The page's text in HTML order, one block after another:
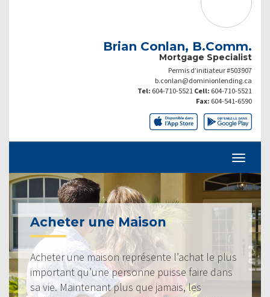
Brian Conlan, B.Comm.
Mortgage Specialist
Permis d’initiateur #503907
b.conlan@dominionlending.ca
Tel: 604-710-5521 Cell: 604-710-5521
Fax: 604-541-6590
Acheter une Maison
Acheter une maison représente l’achat le plus
important qu’une personne puisse faire dans
sa vie. Maintenant plus que jamais, les